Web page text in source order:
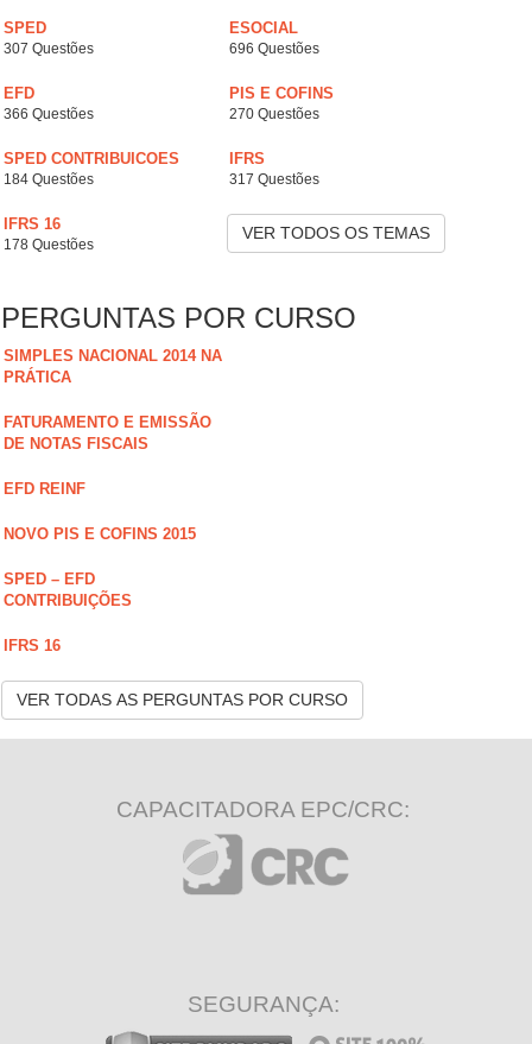
SPED
307 Questões
ESOCIAL
696 Questões
EFD
366 Questões
PIS E COFINS
270 Questões
SPED CONTRIBUICOES
184 Questões
IFRS
317 Questões
IFRS 16
178 Questões
VER TODOS OS TEMAS
PERGUNTAS POR CURSO
SIMPLES NACIONAL 2014 NA
PRÁTICA
FATURAMENTO E EMISSÃO
DE NOTAS FISCAIS
EFD REINF
NOVO PIS E COFINS 2015
SPED – EFD
CONTRIBUIÇÕES
IFRS 16
VER TODAS AS PERGUNTAS POR CURSO
CAPACITADORA EPC/CRC:
SEGURANÇA: